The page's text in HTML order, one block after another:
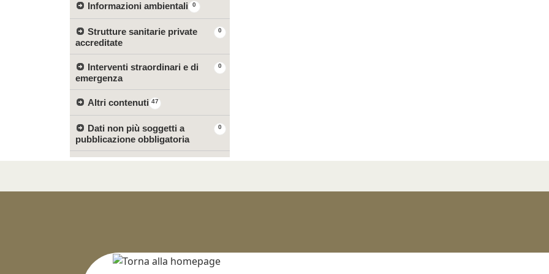
0
Informazioni ambientali
0
Strutture sanitarie private
accreditate
0
Interventi straordinari e di
emergenza
47
Altri contenuti
0
Dati non più soggetti a
pubblicazione obbligatoria